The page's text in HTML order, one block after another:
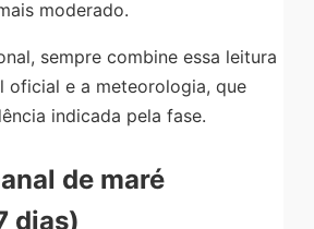
moderado.
sempre combine essa leitura
oficial e a meteorologia, que
indicada pela fase.
de maré
dias)